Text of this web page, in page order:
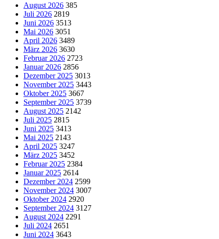
August 2026 385
Juli 2026 2819
Juni 2026 3513
Mai 2026 3051
April 2026 3489
März 2026 3630
Februar 2026 2723
Januar 2026 2856
Dezember 2025 3013
November 2025 3443
Oktober 2025 3667
September 2025 3739
August 2025 2142
Juli 2025 2815
Juni 2025 3413
Mai 2025 2143
April 2025 3247
März 2025 3452
Februar 2025 2384
Januar 2025 2614
Dezember 2024 2599
November 2024 3007
Oktober 2024 2920
September 2024 3127
August 2024 2291
Juli 2024 2651
Juni 2024 3643